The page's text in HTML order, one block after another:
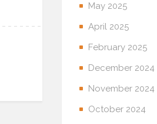
May 2025
April 2025
February 2025
December 2024
November 2024
October 2024